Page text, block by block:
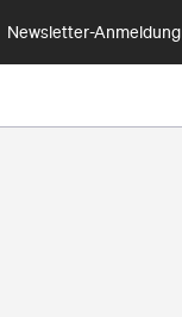
Newsletter-Anmeldung